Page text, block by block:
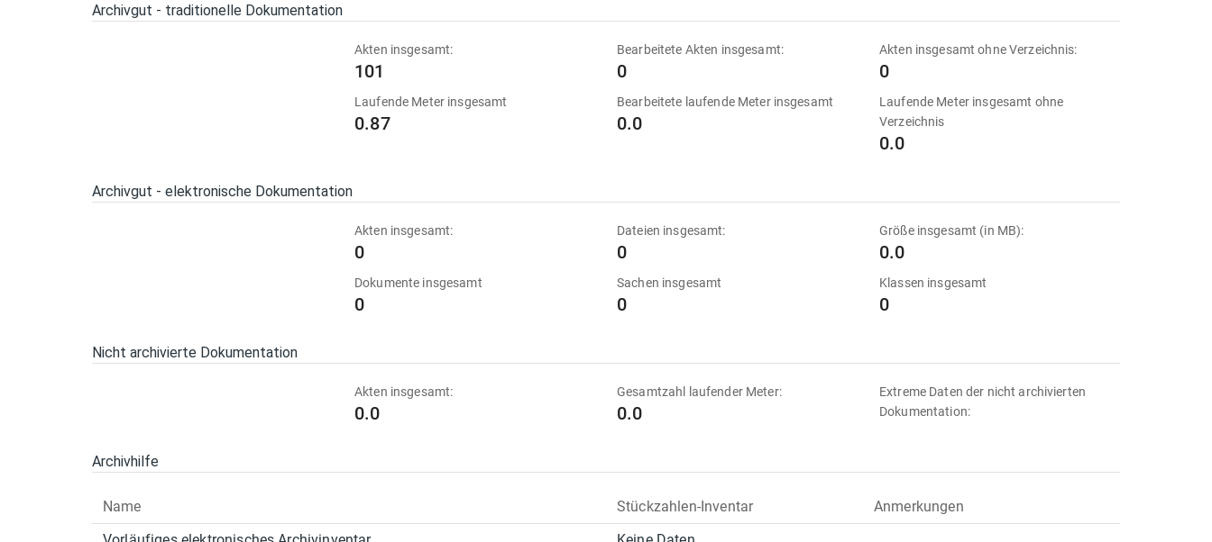
Archivgut - traditionelle Dokumentation
Akten insgesamt:
101
Bearbeitete Akten insgesamt:
0
Akten insgesamt ohne Verzeichnis:
0
Laufende Meter insgesamt
0.87
Bearbeitete laufende Meter insgesamt
0.0
Laufende Meter insgesamt ohne
Verzeichnis
0.0
Archivgut - elektronische Dokumentation
Akten insgesamt:
0
Dateien insgesamt:
0
Größe insgesamt (in MB):
0.0
Dokumente insgesamt
0
Sachen insgesamt
0
Klassen insgesamt
0
Nicht archivierte Dokumentation
Akten insgesamt:
0.0
Gesamtzahl laufender Meter:
0.0
Extreme Daten der nicht archivierten
Dokumentation:
Archivhilfe
Name Stückzahlen-Inventar
Anmerkungen